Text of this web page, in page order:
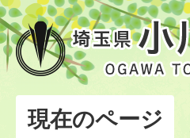
現在のページ